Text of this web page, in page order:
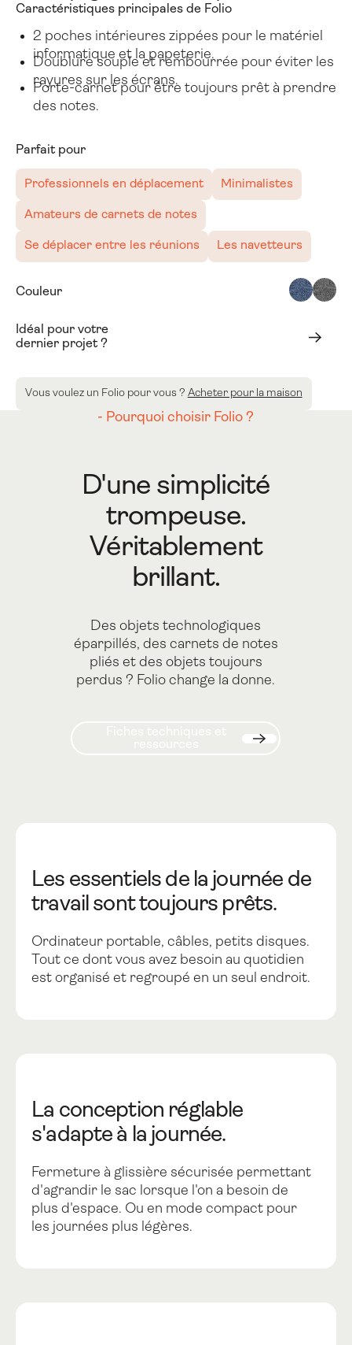
Folio Mallette
Caractéristiques principales de Folio
2 poches intérieures zippées pour le matériel
informatique et la papeterie.
Doublure souple et rembourrée pour éviter les
rayures sur les écrans.
Porte-carnet pour être toujours prêt à prendre
des notes.
Parfait pour
Professionnels en déplacement Minimalistes
Amateurs de carnets de notes
Se déplacer entre les réunions Les navetteurs
Couleur
Idéal pour votre
dernier projet ?
Vous voulez un Folio pour vous ? Acheter pour la maison
- Pourquoi choisir Folio ?
D'une simplicité
trompeuse.
Véritablement
brillant.
Des objets technologiques
éparpillés, des carnets de notes
pliés et des objets toujours
perdus ? Folio change la donne.
Fiches techniques et
Les essentiels de la journée de
travail sont toujours prêts.
Ordinateur portable, câbles, petits disques.
Tout ce dont vous avez besoin au quotidien
est organisé et regroupé en un seul endroit.
La conception réglable
s'adapte à la journée.
Fermeture à glissière sécurisée permettant
d'agrandir le sac lorsque l'on a besoin de
plus d'espace. Ou en mode compact pour
les journées plus légères.